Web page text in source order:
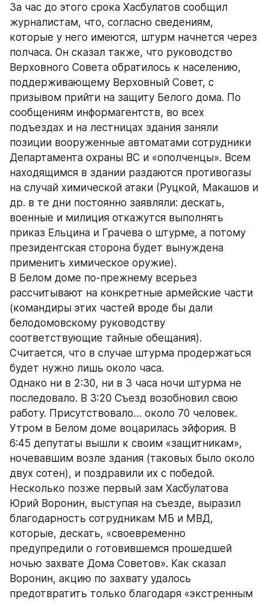
За час до этого срока Хасбулатов сообщил
журналистам, что, согласно сведениям,
которые у него имеются, штурм начнется через
полчаса. Он сказал также, что руководство
Верховного Совета обратилось к населению,
поддерживающему Верховный Совет, с
призывом прийти на защиту Белого дома. По
сообщениям информагентств, во всех
подъездах и на лестницах здания заняли
позиции вооруженные автоматами сотрудники
Департамента охраны ВС и «ополченцы». Всем
находящимся в здании раздаются противогазы
на случай химической атаки (Руцкой, Макашов и
др. в те дни постоянно заявляли: дескать,
военные и милиция откажутся выполнять
приказ Ельцина и Грачева о штурме, а потому
президентская сторона будет вынуждена
применить химическое оружие).
В Белом доме по-прежнему всерьез
рассчитывают на конкретные армейские части
(командиры этих частей вроде бы дали
белодомовскому руководству
соответствующие тайные обещания).
Считается, что в случае штурма продержаться
будет нужно лишь около часа.
Однако ни в 2:30, ни в 3 часа ночи штурма не
последовало. В 3:20 Съезд возобновил свою
работу. Присутствовало… около 70 человек.
Утром в Белом доме воцарилась эйфория. В
6:45 депутаты вышли к своим «защитникам»,
ночевавшим возле здания (таковых было около
двух сотен), и поздравили их с победой.
Несколько позже первый зам Хасбулатова
Юрий Воронин, выступая на съезде, выразил
благодарность сотрудникам МБ и МВД,
которые, дескать, «своевременно
предупредили о готовившемся прошедшей
ночью захвате Дома Советов». Как сказал
Воронин, акцию по захвату удалось
предотвратить только благодаря «экстренным